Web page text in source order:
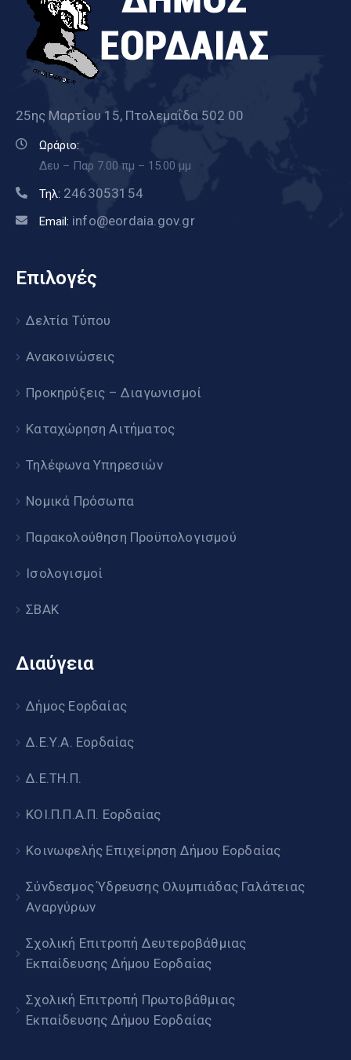
25ης Μαρτίου 15, Πτολεμαΐδα 502 00
Ωράριο:
Δευ – Παρ 7.00 πμ – 15.00 μμ
Τηλ: 2463053154
Email: info@eordaia.gov.gr
Επιλογές
Δελτία Τύπου
Ανακοινώσεις
Προκηρύξεις – Διαγωνισμοί
Καταχώρηση Αιτήματος
Τηλέφωνα Υπηρεσιών
Νομικά Πρόσωπα
Παρακολούθηση Προϋπολογισμού
Ισολογισμοί
ΣΒΑΚ
Διαύγεια
Δήμος Εορδαίας
Δ.Ε.Υ.Α. Εορδαίας
Δ.Ε.ΤΗ.Π.
ΚΟΙ.Π.Π.Α.Π. Εορδαίας
Κοινωφελής Επιχείρηση Δήμου Εορδαίας
Σύνδεσμος Ύδρευσης Ολυμπιάδας Γαλάτειας
Αναργύρων
Σχολική Επιτροπή Δευτεροβάθμιας
Εκπαίδευσης Δήμου Εορδαίας
Σχολική Επιτροπή Πρωτοβάθμιας
Εκπαίδευσης Δήμου Εορδαίας